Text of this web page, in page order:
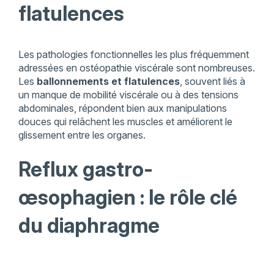
flatulences
Les pathologies fonctionnelles les plus fréquemment
adressées en ostéopathie viscérale sont nombreuses.
Les ballonnements et flatulences, souvent liés à
un manque de mobilité viscérale ou à des tensions
abdominales, répondent bien aux manipulations
douces qui relâchent les muscles et améliorent le
glissement entre les organes.
Reflux gastro-
œsophagien : le rôle clé
du diaphragme